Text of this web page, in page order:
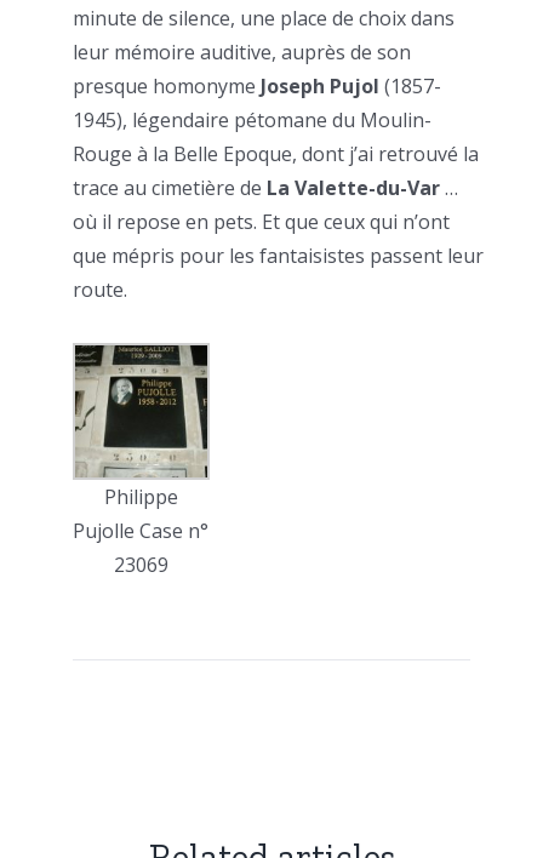
minute de silence, une place de choix dans
leur mémoire auditive, auprès de son
presque homonyme Joseph Pujol (1857-
1945), légendaire pétomane du Moulin-
Rouge à la Belle Epoque, dont j’ai retrouvé la
trace au cimetière de La Valette-du-Var…
où il repose en pets. Et que ceux qui n’ont
que mépris pour les fantaisistes passent leur
route.
Philippe
Pujolle Case n°
23069